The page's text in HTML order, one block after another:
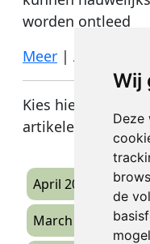
Wij
Deze
de
worden ontleed
Meer | Aug 04,
Kies hieronder de
artikelenlijst.
April 2026 (1)
March 2026 (4)